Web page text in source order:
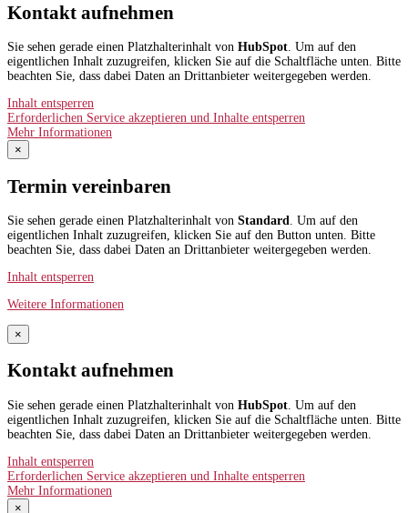
Kontakt aufnehmen
Sie sehen gerade einen Platzhalterinhalt von HubSpot. Um auf den
eigentlichen Inhalt zuzugreifen, klicken Sie auf die Schaltfläche unten. Bitte
beachten Sie, dass dabei Daten an Drittanbieter weitergegeben werden.
Inhalt entsperren
Erforderlichen Service akzeptieren und Inhalte entsperren
Mehr Informationen
×
Termin vereinbaren
Sie sehen gerade einen Platzhalterinhalt von Standard
. Um auf den
eigentlichen Inhalt zuzugreifen, klicken Sie auf den Button unten. Bitte
beachten Sie, dass dabei Daten an Drittanbieter weitergegeben werden.
Inhalt entsperren
Weitere Informationen
×
Kontakt aufnehmen
Sie sehen gerade einen Platzhalterinhalt von HubSpot . Um auf den
eigentlichen Inhalt zuzugreifen, klicken Sie auf die Schaltfläche unten. Bitte
beachten Sie, dass dabei Daten an Drittanbieter weitergegeben werden.
Inhalt entsperren
Erforderlichen Service akzeptieren und Inhalte entsperren
Mehr Informationen
×